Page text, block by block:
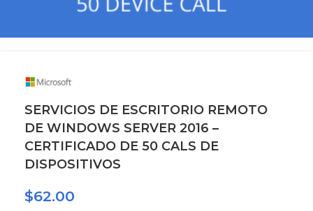
SERVICIOS DE ESCRITORIO REMOTO
DE WINDOWS SERVER 2016 –
CERTIFICADO DE 50 CALS DE
DISPOSITIVOS
$62.00